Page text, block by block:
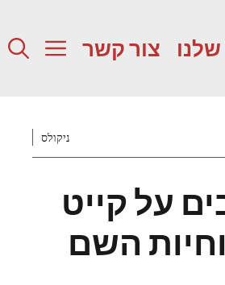
צור קשר
ניקולס
על קייט
השם